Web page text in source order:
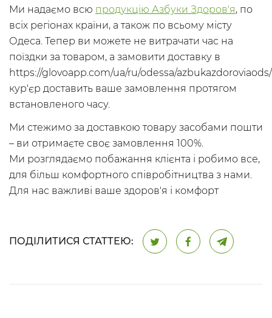
Ми надаємо всю продукцію Азбуки Здоров'я, по
всіх регіонах країни, а також по всьому місту
Одеса. Тепер ви можете не витрачати час на
поїздки за товаром, а замовити доставку в
https://glovoapp.com/ua/ru/odessa/azbukazdoroviaods/
кур'єр доставить ваше замовлення протягом
встановленого часу.
Ми стежимо за доставкою товару засобами пошти
– ви отримаєте своє замовлення 100%.
Ми розглядаємо побажання клієнта і робимо все,
для більш комфортного співробітництва з нами.
Для нас важливі ваше здоров'я і комфорт
ПОДІЛИТИСЯ СТАТТЕЮ: